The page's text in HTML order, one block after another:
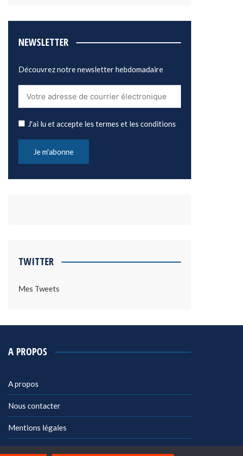
NEWSLETTER
Découvrez notre newsletter hebdomadaire
J'ai lu et accepte les termes et les conditions
TWITTER
Mes Tweets
A PROPOS
A propos
Nous contacter
Mentions légales
Politique de confidentialité